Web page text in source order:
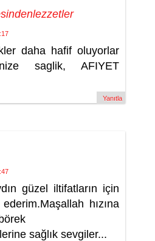
daha hafif oluyorlar
saglik, AFIYET
Yanıtla
güzel iltifatların için
hızına
sağlık sevgiler...